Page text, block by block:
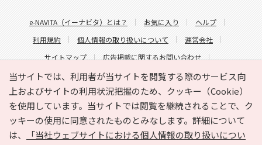
当サイトでは、利用者が当サイトを閲覧する際のサービス向
上およびサイトの利用状況把握のため、クッキー（Cookie）
を使用しています。当サイトでは閲覧を継続されることで、ク
ッキーの使用に同意されたものとみなします。詳細について
は、
「当社ウェブサイトにおける個人情報の取り扱いについ
e-NAVITA（イーナビタ）とは？ お気に入り
ヘルプ
利用規約
個人情報の取り扱いについて
運営会社
サイトマップ
広告掲載に関するお問い合わせ
サイトの内容に関するお問い合わせ